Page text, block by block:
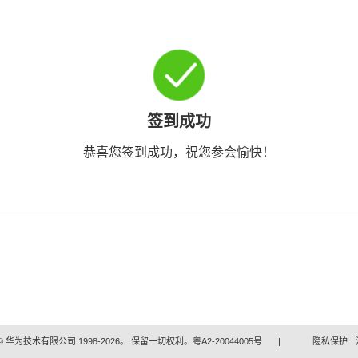
签到成功
恭喜您签到成功，祝您参会愉快！
华为技术有限公司 1998-2026。 保留一切权利。粤A2-20044005号 | 隐私保护